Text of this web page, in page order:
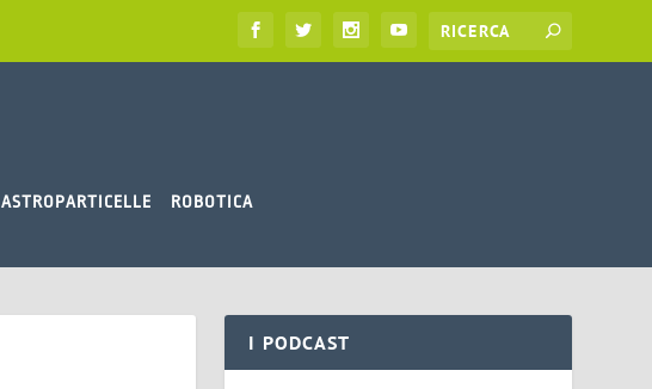
ASTROPARTICELLE ROBOTICA
I PODCAST